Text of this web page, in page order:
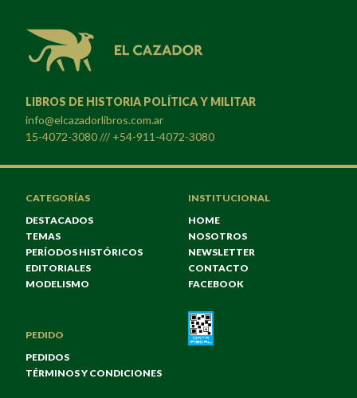
LIBROS DE HISTORIA POLÍTICA Y MILITAR
info@elcazadorlibros.com.ar
15-4072-3080 /// +54-911-4072-3080
CATEGORÍAS
DESTACADOS
TEMAS
PERÍODOS HISTÓRICOS
EDITORIALES
MODELISMO
INSTITUCIONAL
HOME
NOSOTROS
NEWSLETTER
CONTACTO
FACEBOOK
PEDIDO
PEDIDOS
TÉRMINOS Y CONDICIONES